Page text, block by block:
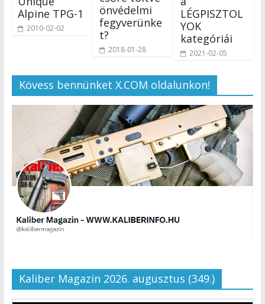
Alpine TPG-1
2010-02-02
önvédelmi
fegyverünke
t?
2018-01-28
LÉGPISZTOL
YOK
kategóriái
2021-02-05
Kövess bennünket X.COM oldalunkon!
Kaliber Magazin 2026. augusztus (349.)